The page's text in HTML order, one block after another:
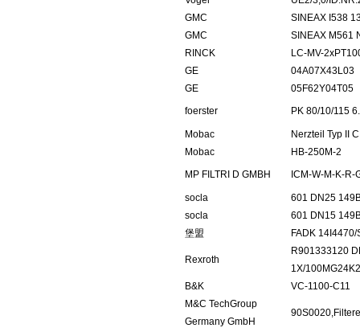
GMC
SINEAX I538
GMC
SINEAX M561
RINCK
LC-MV-
GE
04A07X43L03
GE
05F62Y04T05
foerster
PK 80/10/115
Mobac
Nerzteil Typ II C
Mobac
HB-250M-2
MP FILTRI D GMBH
ICM-W-M-K-R-
socla
601 DN25
socla
601 DN15
堡盟
FADK 14I4470/
Rexroth
R901333120
1X/
B&K
VC-1100-C11
M&C TechGroup
Germany GmbH